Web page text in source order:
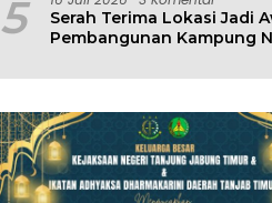
5
Serah Terima Lokasi Jadi
Pembangunan Kampung